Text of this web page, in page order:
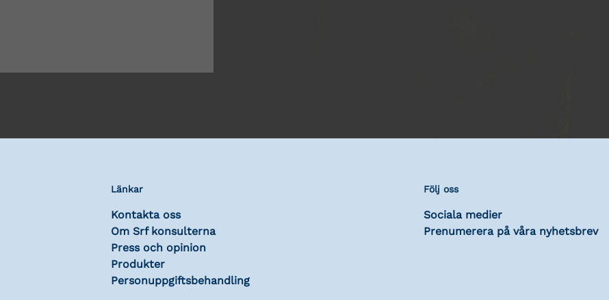
Länkar
Kontakta oss
Om Srf konsulterna
Press och opinion
Produkter
Personuppgiftsbehandling
Följ oss
Sociala medier
Prenumerera på våra nyhetsbrev